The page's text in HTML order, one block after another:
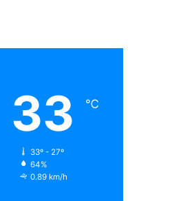
33 ℃
33º - 27º
64%
0.89 km/h